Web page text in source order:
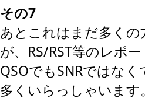
その7
あとこれはまだ多く
が、RS/RST等のレポ
QSOでもSNRではな
多くいらっしゃいま